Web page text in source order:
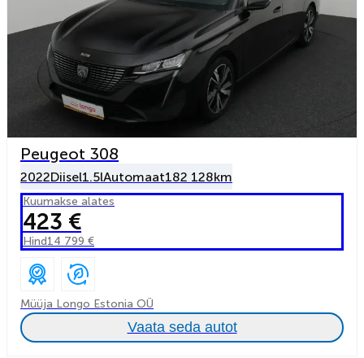
Peugeot 308
2022Diisel1.5lAutomaat182 128km
Kuumakse alates
423 €
Hind14 799 €
Müüja Longo Estonia OÜ
Vaata seda autot